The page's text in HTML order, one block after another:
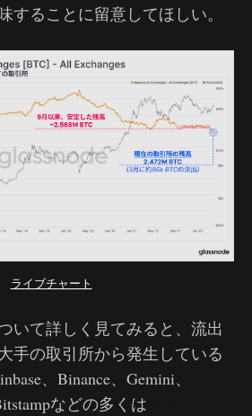
することに留意してほしい。
ライブチャート
いて詳しく見てみると、流出
手の取引所から発生している
、Binance、Gemini、
などの多くは